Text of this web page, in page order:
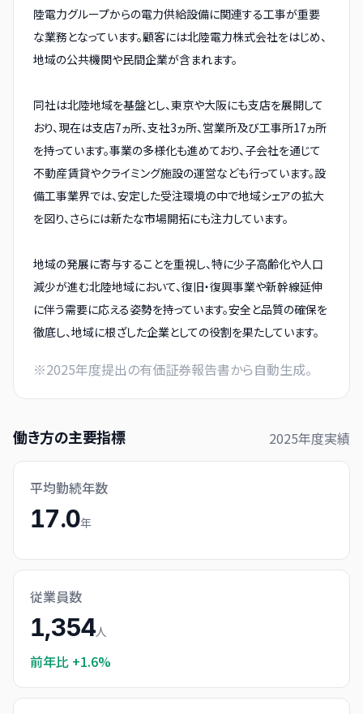
陸電力グループからの電力供給設備に関連する工事が重要
な業務となっています。顧客には北陸電力株式会社をはじめ、
地域の公共機関や民間企業が含まれます。
同社は北陸地域を基盤とし、東京や大阪にも支店を展開して
おり、現在は支店7ヵ所、支社3ヵ所、営業所及び工事所17ヵ所
を持っています。事業の多様化も進めており、子会社を通じて
不動産賃貸やクライミング施設の運営なども行っています。設
備工事業界では、安定した受注環境の中で地域シェアの拡大
を図り、さらには新たな市場開拓にも注力しています。
地域の発展に寄与することを重視し、特に少子高齢化や人口
減少が進む北陸地域において、復旧・復興事業や新幹線延伸
に伴う需要に応える姿勢を持っています。安全と品質の確保を
徹底し、地域に根ざした企業としての役割を果たしています。
※2025年度提出の有価証券報告書から自動生成。
働き方の主要指標 2025年度実績
平均勤続年数
17.0年
従業員数
1,354人
前年比 +1.6%